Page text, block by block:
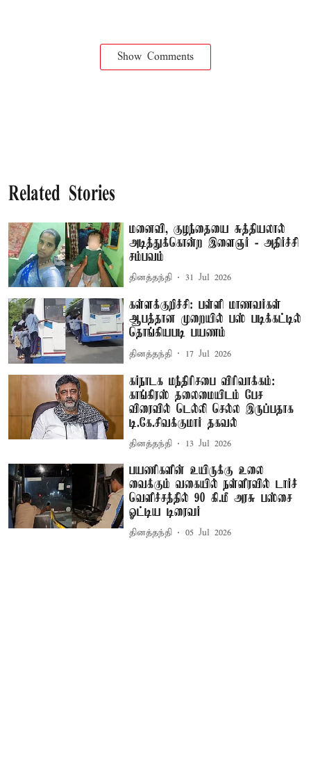
Show Comments
Related Stories
மனைவி, குழந்தையை சுத்தியலால்
அடித்துக்கொன்ற இளைஞர் - அதிர்ச்சி
சம்பவம்
தினத்தந்தி 31 Jul 2026
கள்ளக்குறிச்சி: பள்ளி மாணவர்கள்
ஆபத்தான முறையில் பஸ் படிக்கட்டில்
தொங்கியபடி பயணம்
தினத்தந்தி 17 Jul 2026
கர்நாடக மந்திரிசபை விரிவாக்கம்:
காங்கிரஸ் தலைமையிடம் பேச
விரைவில் டெல்லி செல்ல இருப்பதாக
டி.கே.சிவக்குமார் தகவல்
தினத்தந்தி 13 Jul 2026
பயணிகளின் உயிருக்கு உலை
வைக்கும் வகையில் நள்ளிரவில் டார்ச்
வெளிச்சத்தில் 90 கி.மீ அரசு பஸ்சை
ஓட்டிய டிரைவர்
தினத்தந்தி 05 Jul 2026